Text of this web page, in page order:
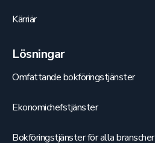
Kärriär
Lösningar
Omfattande bokföringstjänster
Ekonomichefstjänster
Bokföringstjänster för alla branscher